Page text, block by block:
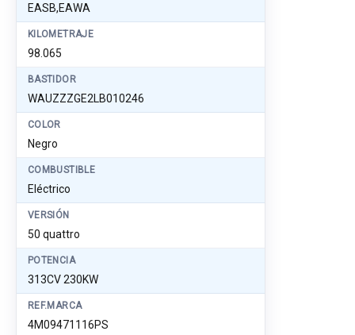
EASB,EAWA
KILOMETRAJE
98.065
BASTIDOR
WAUZZZGE2LB010246
COLOR
Negro
COMBUSTIBLE
Eléctrico
VERSIÓN
50 quattro
POTENCIA
313CV 230KW
REF.MARCA
4M09471116PS